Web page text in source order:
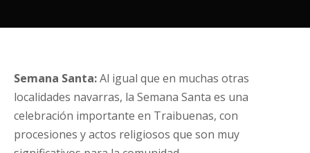
Semana Santa:Al igual que en muchas otras
localidades navarras, la Semana Santa es una
celebración importante en Traibuenas, con
procesiones y actos religiosos que son muy